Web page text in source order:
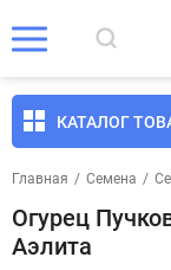
КАТАЛОГ
Главная / Семена /
Огурец
Аэлита